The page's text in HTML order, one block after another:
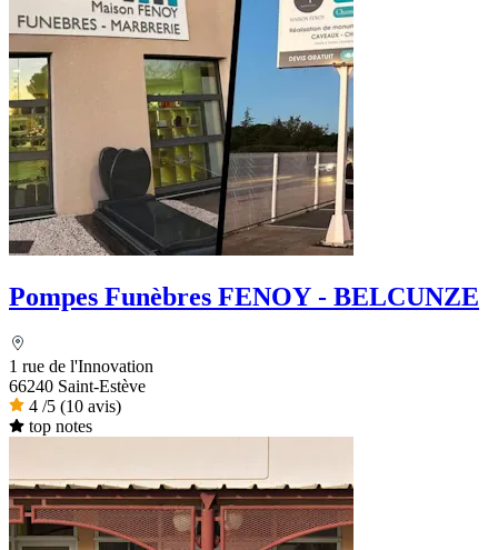
Pompes Funèbres FENOY - BELCUNZE
1 rue de l'Innovation
66240 Saint-Estève
4 /5 (10 avis)
top notes